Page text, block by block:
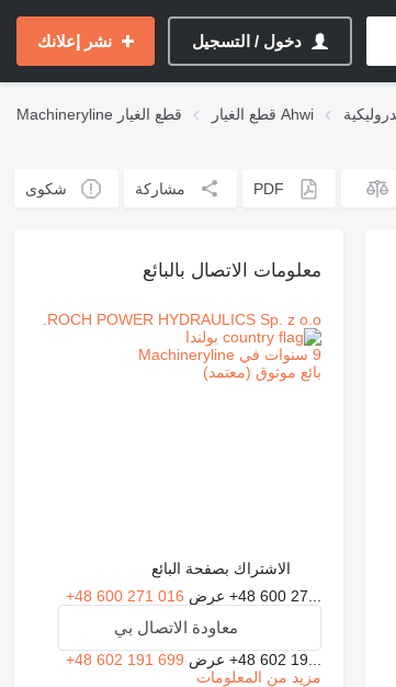
دخول / التسجيل نشر إعلانك
Machineryline قطع الغيار قطع الغيار Ahwi
PDF مشاركة شكوى
معلومات الاتصال بالبائع
ROCH POWER HYDRAULICS Sp. z o.o.
بولندا
9 سنوات في Machineryline
بائع موثوق (معتمد)
الاشتراك بصفحة البائع
+48 600 27... عرض +48 600 271 016
معاودة الاتصال بي
+48 602 19... عرض +48 602 191 699
مزيد من المعلومات